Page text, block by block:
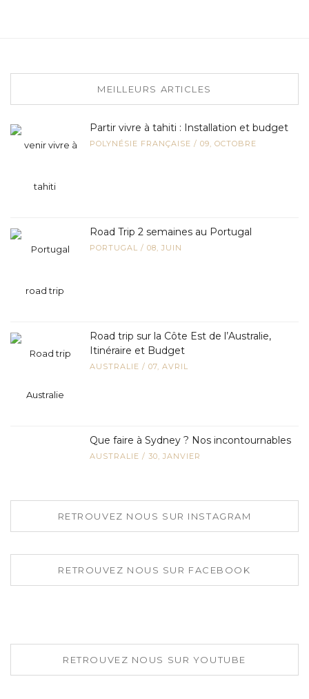
MEILLEURS ARTICLES
Partir vivre à tahiti : Installation et budget
POLYNÉSIE FRANÇAISE / 09, OCTOBRE
Road Trip 2 semaines au Portugal
PORTUGAL / 08, JUIN
Road trip sur la Côte Est de l’Australie,
Itinéraire et Budget
AUSTRALIE / 07, AVRIL
Que faire à Sydney ? Nos incontournables
AUSTRALIE / 30, JANVIER
RETROUVEZ NOUS SUR INSTAGRAM
RETROUVEZ NOUS SUR FACEBOOK
RETROUVEZ NOUS SUR YOUTUBE